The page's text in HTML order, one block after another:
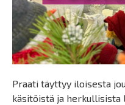
Praati täyttyy iloisesta
käsitöistä ja herkullisista